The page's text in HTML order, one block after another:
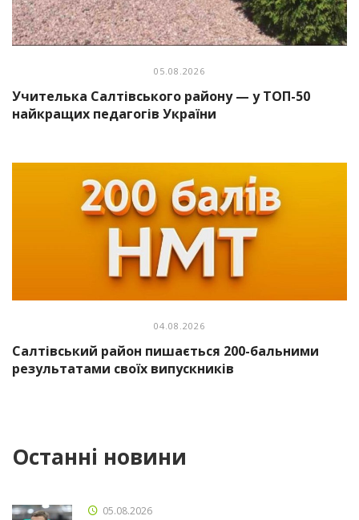
05.08.2026
Учителька Салтівського району — у ТОП-50
найкращих педагогів України
04.08.2026
Салтівський район пишається 200-бальними
результатами своїх випускників
Останні новини
05.08.2026